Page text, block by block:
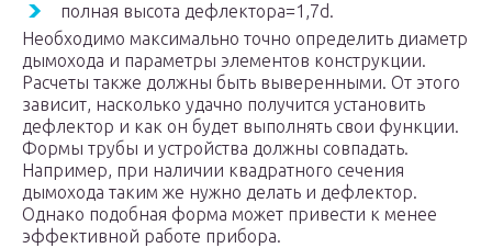
полная высота дефлектора=1,7d.
Необходимо максимально точно определить диаметр
дымохода и параметры элементов конструкции.
Расчеты также должны быть выверенными. От этого
зависит, насколько удачно получится установить
дефлектор и как он будет выполнять свои функции.
Формы трубы и устройства должны совпадать.
Например, при наличии квадратного сечения
дымохода таким же нужно делать и дефлектор.
Однако подобная форма может привести к менее
эффективной работе прибора.